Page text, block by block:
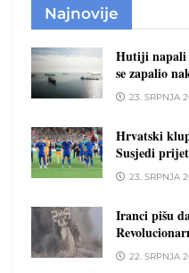
Najnovije
Hutiji napali
se zapalio
23. SRPNJA
Hrvatski
Susjedi
23. SRPNJA
Iranci pišu
22. SRPNJA